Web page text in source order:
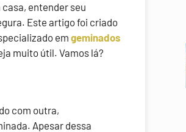
entender seu
Este artigo foi criado
em geminados
muito útil. Vamos lá?
com outra,
Apesar dessa